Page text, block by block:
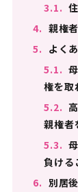
3.1.
4. 親権
5. よく
5.1.
権を取
5.2.
親権者
5.3.
負ける
6. 別居